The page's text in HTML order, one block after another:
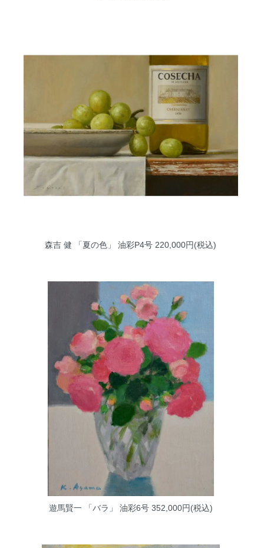
森吉 健 「夏の色」 油彩P4号 220,000円(税込)
遊馬賢一 「バラ」 油彩6号352,000円(税込)